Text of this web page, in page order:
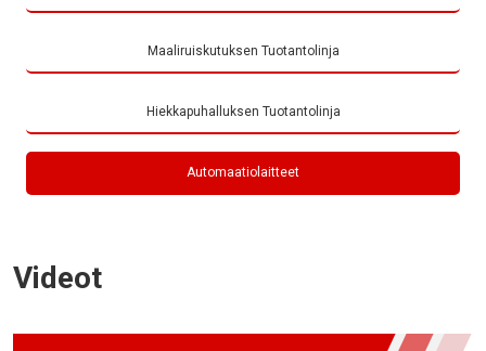
Maaliruiskutuksen Tuotantolinja
Hiekkapuhalluksen Tuotantolinja
Automaatiolaitteet
Videot